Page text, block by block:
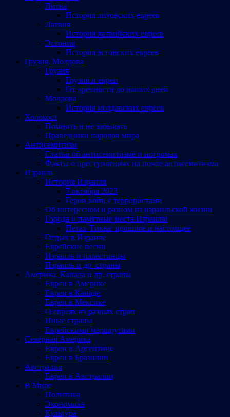
Литва
История литовских евреев
Латвия
История латвийских евреев
Эстония
История эстонских евреев
Грузия, Молдова
Грузия
Грузия и евреи
От древности до наших дней
Молдова
История молдавских евреев
Холокост
Помнить и не забывать
Праведники народов мира
Антисемитизм
Статьи об антисемитизме и погромах
Факты о преступлениях на почве антисемитизма
Израиль
История Израиля
7 октября 2023
Герои войн с террористами
Об интересном и разном из израильской жизни
Города и памятные места Израиляl
Петах-Тиква: прошлое и настоящее
Отдых в Израиле
Еврейские песни
Израиль и палестинцы
Израиль и др. страны
Америка, Канада и др. страны
Евреи в Америке
Евреи в Канаде
Евреи в Мексике
О евреях из разных стран
Иные страны
Еврейскими маршрутами
Северная Америка
Евреи в Аргентине
Евреи в Бразилии
Австралия
Евреи в Австралии
В Мире
Политика
Экономика
Культура